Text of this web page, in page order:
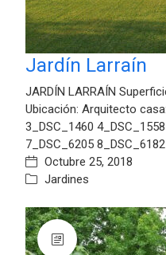
Jardín Larraín
JARDÍN LARRAÍN
Ubicación: Arquitecto
3_DSC_1460
7_DSC_6205 8_DSC_6182
Octubre 25, 2018
Jardines